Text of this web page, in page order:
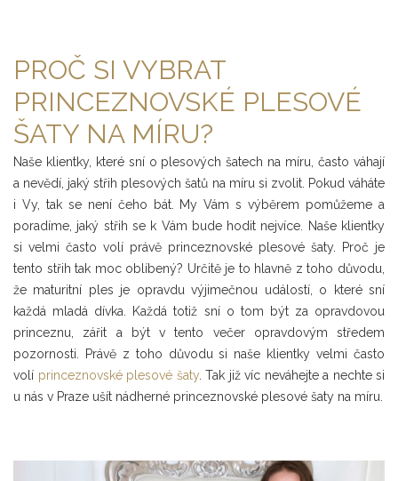
PROČ SI VYBRAT
PRINCEZNOVSKÉ PLESOVÉ
ŠATY NA MÍRU?
Naše klientky, které sní o plesových šatech na míru, často váhají
a nevědí, jaký střih plesových šatů na míru si zvolit. Pokud váháte
i Vy, tak se není čeho bát. My Vám s výběrem pomůžeme a
poradíme, jaký střih se k Vám bude hodit nejvíce. Naše klientky
si velmi často volí právě princeznovské plesové šaty. Proč je
tento střih tak moc oblíbený? Určitě je to hlavně z toho důvodu,
že maturitní ples je opravdu výjimečnou událostí, o které sní
každá mladá dívka. Každá totiž sní o tom být za opravdovou
princeznu, zářit a být v tento večer opravdovým středem
pozornosti. Právě z toho důvodu si naše klientky velmi často
volí princeznovské plesové šaty. Tak již víc neváhejte a nechte si
u nás v Praze ušít nádherné princeznovské plesové šaty na míru.